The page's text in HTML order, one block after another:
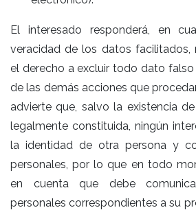
El interesado responderá, en
veracidad de los datos facilitados,
el derecho a excluir todo dato falso
de las demás acciones que
advierte que, salvo la existencia
legalmente constituida, ningún
la identidad de otra persona y
personales, por lo que en todo
en cuenta que debe
personales correspondientes a su